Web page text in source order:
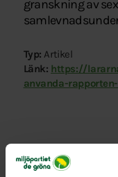
granskning av
Typ: Artikel
Länk: https://
anvanda-